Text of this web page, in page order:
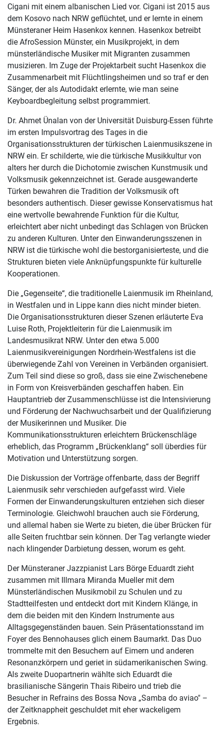
Cigani mit einem albanischen Lied vor. Cigani ist 2015 aus
dem Kosovo nach NRW geflüchtet, und er lernte in einem
Münsteraner Heim Hasenkox kennen. Hasenkox betreibt
die AfroSession Münster, ein Musikprojekt, in dem
münsterländische Musiker mit Migranten zusammen
musizieren. Im Zuge der Projektarbeit sucht Hasenkox die
Zusammenarbeit mit Flüchtlingsheimen und so traf er den
Sänger, der als Autodidakt erlernte, wie man seine
Keyboardbegleitung selbst programmiert.
Dr. Ahmet Ünalan von der Universität Duisburg-Essen führte
im ersten Impulsvortrag des Tages in die
Organisationsstrukturen der türkischen Laienmusikszene in
NRW ein. Er schilderte, wie die türkische Musikkultur von
alters her durch die Dichotomie zwischen Kunstmusik und
Volksmusik gekennzeichnet ist. Gerade ausgewanderte
Türken bewahren die Tradition der Volksmusik oft
besonders authentisch. Dieser gewisse Konservatismus hat
eine wertvolle bewahrende Funktion für die Kultur,
erleichtert aber nicht unbedingt das Schlagen von Brücken
zu anderen Kulturen. Unter den Einwanderungsszenen in
NRW ist die türkische wohl die bestorganisierteste, und die
Strukturen bieten viele Anknüpfungspunkte für kulturelle
Kooperationen.
Die „Gegenseite“, die traditionelle Laienmusik im Rheinland,
in Westfalen und in Lippe kann dies nicht minder bieten.
Die Organisationsstrukturen dieser Szenen erläuterte Eva
Luise Roth, Projektleiterin für die Laienmusik im
Landesmusikrat NRW. Unter den etwa 5.000
Laienmusikvereinigungen Nordrhein-Westfalens ist die
überwiegende Zahl von Vereinen in Verbänden organisiert.
Zum Teil sind diese so groß, dass sie eine Zwischenebene
in Form von Kreisverbänden geschaffen haben. Ein
Hauptantrieb der Zusammenschlüsse ist die Intensivierung
und Förderung der Nachwuchsarbeit und der Qualifizierung
der Musikerinnen und Musiker. Die
Kommunikationsstrukturen erleichtern Brückenschläge
erheblich, das Programm „Brückenklang“ soll überdies für
Motivation und Unterstützung sorgen.
Die Diskussion der Vorträge offenbarte, dass der Begriff
Laienmusik sehr verschieden aufgefasst wird. Viele
Formen der Einwanderungskulturen entziehen sich dieser
Terminologie. Gleichwohl brauchen auch sie Förderung,
und allemal haben sie Werte zu bieten, die über Brücken für
alle Seiten fruchtbar sein können. Der Tag verlangte wieder
nach klingender Darbietung dessen, worum es geht.
Der Münsteraner Jazzpianist Lars Börge Eduardt zieht
zusammen mit Illmara Miranda Mueller mit dem
Münsterländischen Musikmobil zu Schulen und zu
Stadtteilfesten und entdeckt dort mit Kindern Klänge, in
dem die beiden mit den Kindern Instrumente aus
Alltagsgegenständen bauen. Sein Präsentationsstand im
Foyer des Bennohauses glich einem Baumarkt. Das Duo
trommelte mit den Besuchern auf Eimern und anderen
Resonanzkörpern und geriet in südamerikanischen Swing.
Als zweite Duopartnerin wählte sich Eduardt die
brasilianische Sängerin Thais Ribeiro und trieb die
Besucher in Refrains des Bossa Nova „Samba do aviao" –
der Zeitknappheit geschuldet mit eher wackeligem
Ergebnis.